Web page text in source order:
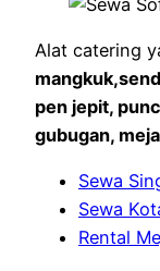
Alat catering
pen jepit,
gubugan,
Sewa
Sewa
Rental